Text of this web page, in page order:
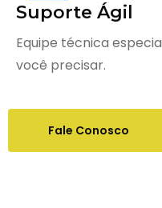
Suporte Ágil
Equipe técnica
você precisar.
Fale Conosco